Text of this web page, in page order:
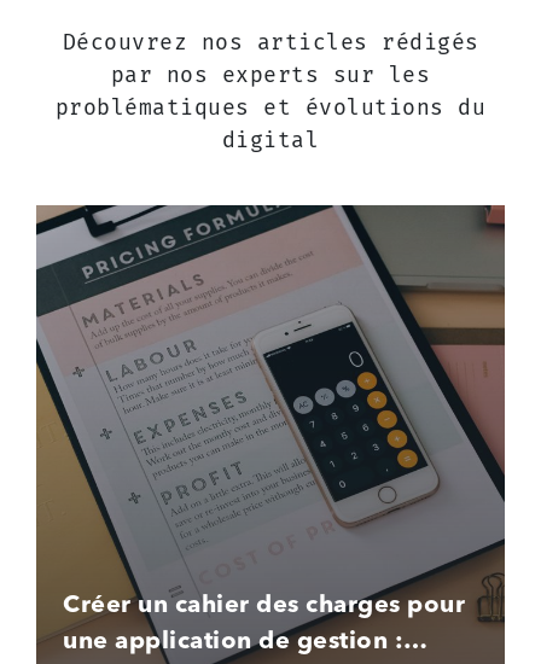
Découvrez nos articles rédigés
par nos experts sur les
problématiques et évolutions du
digital
Créer un cahier des charges pour
une application de gestion :